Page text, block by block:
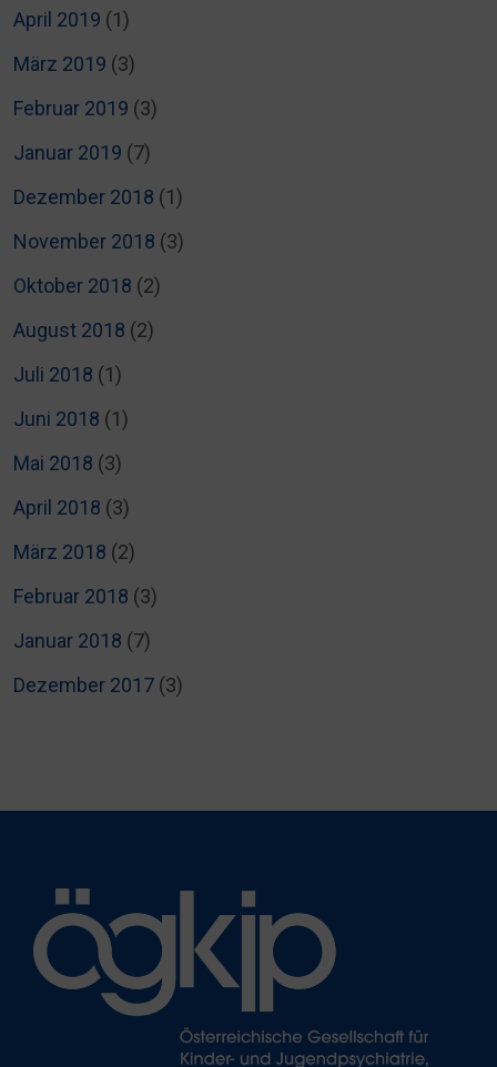
April 2019 (1)
März 2019 (3)
Februar 2019 (3)
Januar 2019 (7)
Dezember 2018 (1)
November 2018 (3)
Oktober 2018 (2)
August 2018 (2)
Juli 2018 (1)
Juni 2018 (1)
Mai 2018 (3)
April 2018 (3)
März 2018 (2)
Februar 2018 (3)
Januar 2018 (7)
Dezember 2017 (3)